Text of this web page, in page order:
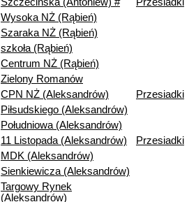
Wysoka NŻ (Rąbień)
Szaraka NŻ (Rąbień)
szkoła (Rąbień)
Centrum NŻ (Rąbień)
Zielony Romanów
CPN NŻ (Aleksandrów)
Przesiadki
Piłsudskiego (Aleksandrów)
Południowa (Aleksandrów)
11 Listopada (Aleksandrów)
Przesiadki
MDK (Aleksandrów)
Sienkiewicza (Aleksandrów)
Targowy Rynek
(Aleksandrów)